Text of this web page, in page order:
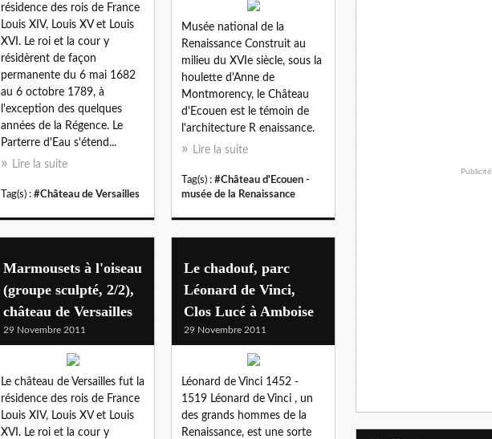
résidence des rois de France
Louis XIV, Louis XV et Louis
XVI. Le roi et la cour y
résidèrent de façon
permanente du 6 mai 1682
au 6 octobre 1789, à
l'exception des quelques
années de la Régence. Le
Parterre d'Eau s'étend...
Lire la suite
Tag(s) : #Château de Versailles
Musée national de la
Renaissance Construit au
milieu du XVIe siècle, sous la
houlette d'Anne de
Montmorency, le Château
d'Ecouen est le témoin de
l'architecture R enaissance.
Lire la suite
Tag(s) : #Château d'Ecouen -
musée de la Renaissance
Marmousets à l'oiseau
(groupe sculpté, 2/2),
château de Versailles
29 Novembre 2011
Le château de Versailles fut la
résidence des rois de France
Louis XIV, Louis XV et Louis
XVI. Le roi et la cour y
Le chadouf, parc
Léonard de Vinci,
Clos Lucé à Amboise
29 Novembre 2011
Léonard de Vinci 1452 -
1519 Léonard de Vinci , un
des grands hommes de la
Renaissance, est une sorte
Publicité